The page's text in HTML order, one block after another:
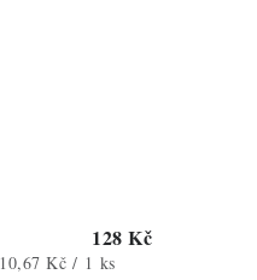
128 Kč
Měrná
10,67 Kč / 1 ks